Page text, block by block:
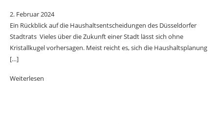
2. Februar 2024
Ein Rückblick auf die Haushaltsentscheidungen des Düsseldorfer
Stadtrats Vieles über die Zukunft einer Stadt lässt sich ohne
Kristallkugel vorhersagen. Meist reicht es, sich die Haushaltsplanung
[…]
Weiterlesen